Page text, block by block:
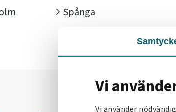
Vi
Vi använder
Spånga